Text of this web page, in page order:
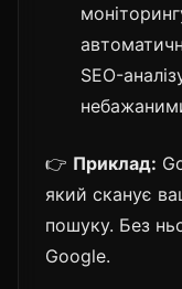
SEO-
👉 Приклад:
який сканує
пошуку. Без
Google.